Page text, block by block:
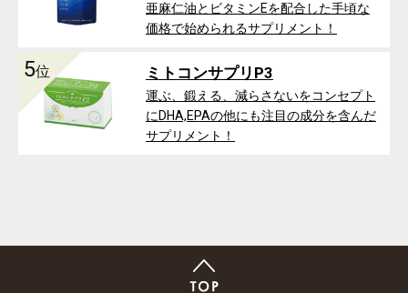
亜麻仁油とビタミンEを配合した手頃な
価格で始められるサプリメント！
5位 ミトコンサプリP3
運ぶ、鍛える、減らさないをコンセプト
にDHA,EPAの他にも注目の成分を含んだ
サプリメント！